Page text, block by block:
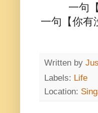
一句
一句【你有
Written by
Labels: Life
Location: